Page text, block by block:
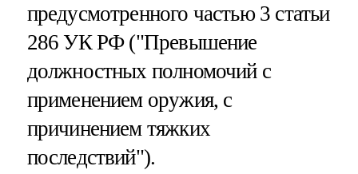
предусмотренного частью 3 статьи
286 УК РФ ("Превышение
должностных полномочий с
применением оружия, с
причинением тяжких
последствий").